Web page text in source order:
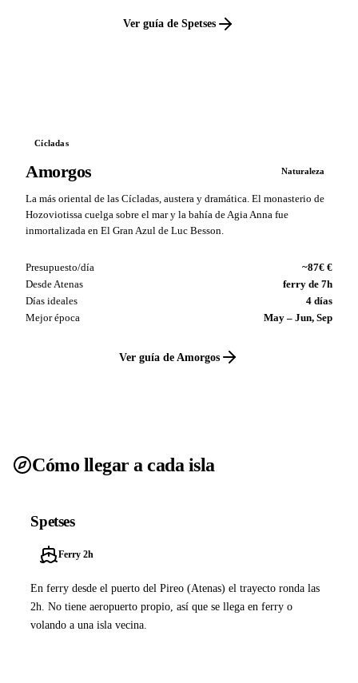
Ver guía de Spetses
Cícladas
Amorgos Naturaleza
La más oriental de las Cícladas, austera y dramática. El monasterio de
Hozoviotissa cuelga sobre el mar y la bahía de Agia Anna fue
inmortalizada en El Gran Azul de Luc Besson.
Presupuesto/día
~87€ €
Desde Atenas
ferry de 7h
Días ideales
4 días
Mejor época
May – Jun, Sep
Ver guía de Amorgos
Cómo llegar a cada isla
Spetses
Ferry 2h
En ferry desde el puerto del Pireo (Atenas) el trayecto ronda las
2h. No tiene aeropuerto propio, así que se llega en ferry o
volando a una isla vecina.